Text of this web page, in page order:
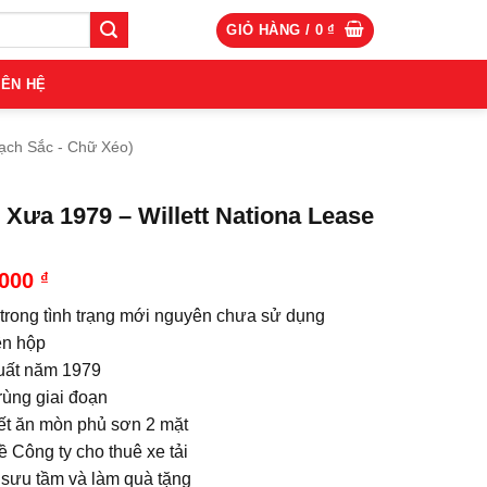
GIỎ HÀNG / 0₫
HỆ
Sắc - Chữ Xéo)
1979 – Willett Nationa Lease
₫
tình trạng mới nguyên chưa sử dụng
hộp
năm 1979
giai đoạn
ăn mòn phủ sơn 2 mặt
Công ty cho thuê xe tải
tầm và làm quà tặng